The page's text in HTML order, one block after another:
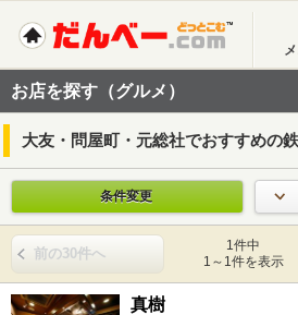
お店を探す（グルメ）
大友・問屋町・元総社でおすすめの
条件変更
前の30件へ
1件中
1～1件を表示
真樹